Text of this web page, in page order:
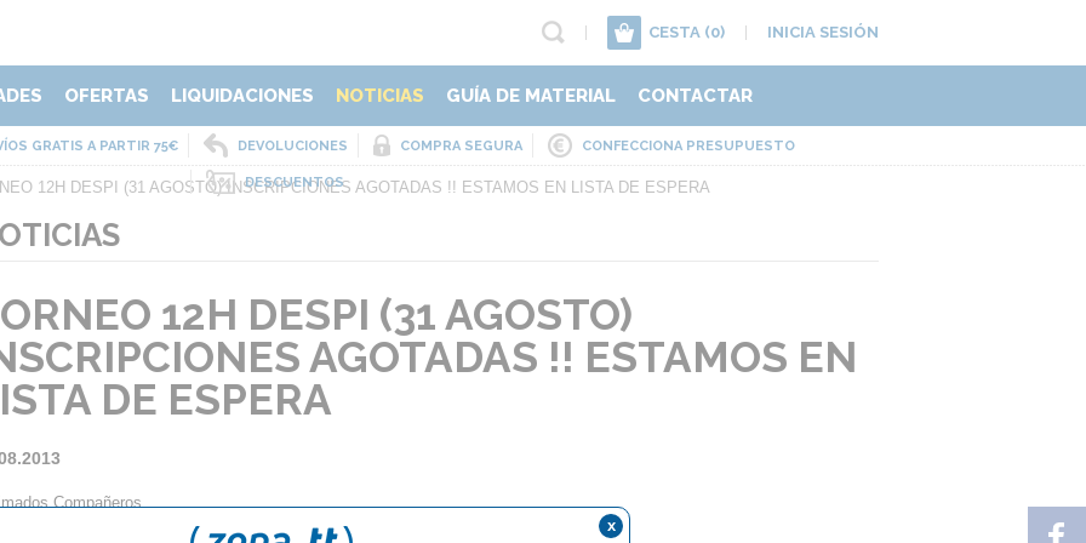
CESTA (0) INICIA SESIÓN
OFERTAS LIQUIDACIONES NOTICIAS GUÍA DE MATERIAL CONTACTAR
GRATIS A PARTIR 75€ DEVOLUCIONES COMPRA SEGURA CONFECCIONA PRESUPUESTO
DESCUENTOS
12H DESPI (31 AGOSTO) INSCRIPCIONES AGOTADAS !! ESTAMOS EN LISTA DE ESPERA
12H DESPI (31 AGOSTO)
AGOTADAS !! ESTAMOS EN
DE ESPERA
Compañeros
x